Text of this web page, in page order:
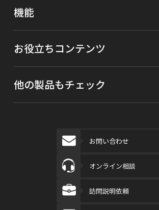
機能
お役立ちコンテンツ
他の製品もチェック
お問い合わせ
オンライン相談
訪問説明依頼